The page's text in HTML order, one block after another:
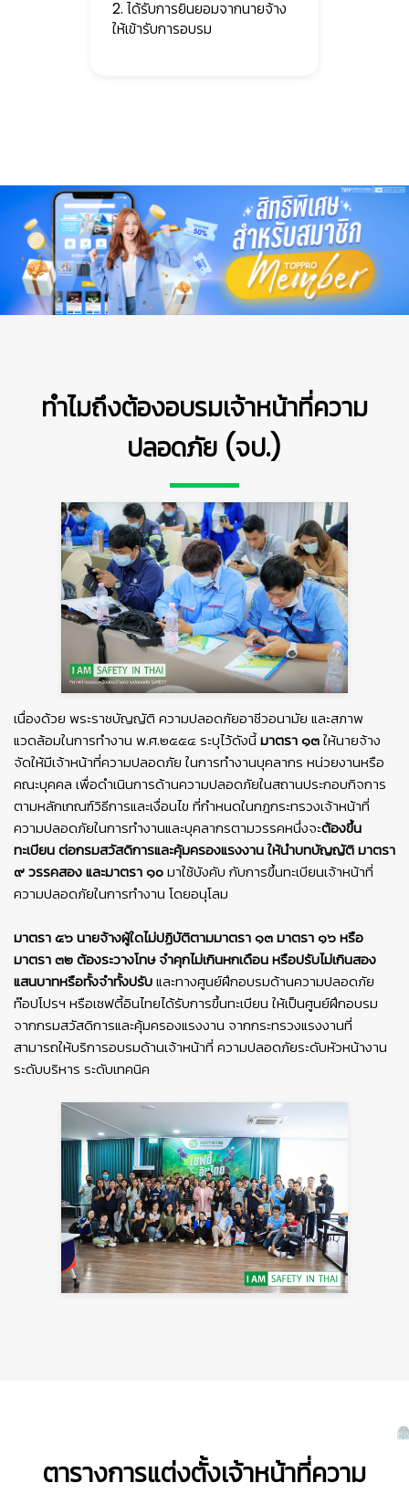
2. ได้รับการยินยอมจากนายจ้าง
ให้เข้ารับการอบรม
ทำไมถึงต้องอบรมเจ้าหน้าที่ความ
ปลอดภัย (จป.)
เนื่องด้วย พระราชบัญญัติ ความปลอดภัยอาชีวอนามัย และสภาพ
แวดล้อมในการทํางาน พ.ศ.๒๕๕๔ ระบุไว้ดังนี้มาตรา ๑๓ให้นายจ้าง
จัดให้มีเจ้าหน้าที่ความปลอดภัย ในการทํางานบุคลากร หน่วยงานหรือ
คณะบุคคล เพื่อดําเนินการด้านความปลอดภัยในสถานประกอบกิจการ
ตามหลักเกณฑ์วิธีการและเงื่อนไข ที่กําหนดในกฎกระทรวงเจ้าหน้าที่
ความปลอดภัยในการทํางานและบุคลากรตามวรรคหนึ่งจะต้องขึ้น
ทะเบียน ต่อกรมสวัสดิการและคุ้มครองแรงงาน ให้นําบทบัญญัติ มาตรา
๙ วรรคสอง และมาตรา ๑๐มาใช้บังคับ กับการขึ้นทะเบียนเจ้าหน้าที่
ความปลอดภัยในการทํางาน โดยอนุโลม
มาตรา ๕๖ นายจ้างผู้ใดไม่ปฏิบัติตามมาตรา ๑๓ มาตรา ๑๖ หรือ
มาตรา ๓๒ ต้องระวางโทษ จําคุกไม่เกินหกเดือน หรือปรับไม่เกินสอง
แสนบาทหรือทั้งจําทั้งปรับและทางศูนย์ฝึกอบรมด้านความปลอดภัย
ท๊อปโปรฯ หรือเซฟตี้อินไทยได้รับการขึ้นทะเบียน ให้เป็นศูนย์ฝึกอบรม
จากกรมสวัสดิการและคุ้มครองแรงงาน จากกระทรวงแรงงานที่
สามารถให้บริการอบรมด้านเจ้าหน้าที่ ความปลอดภัยระดับหัวหน้างาน
ระดับบริหาร ระดับเทคนิค
ตารางการแต่งตั้งเจ้าหน้าที่ความ